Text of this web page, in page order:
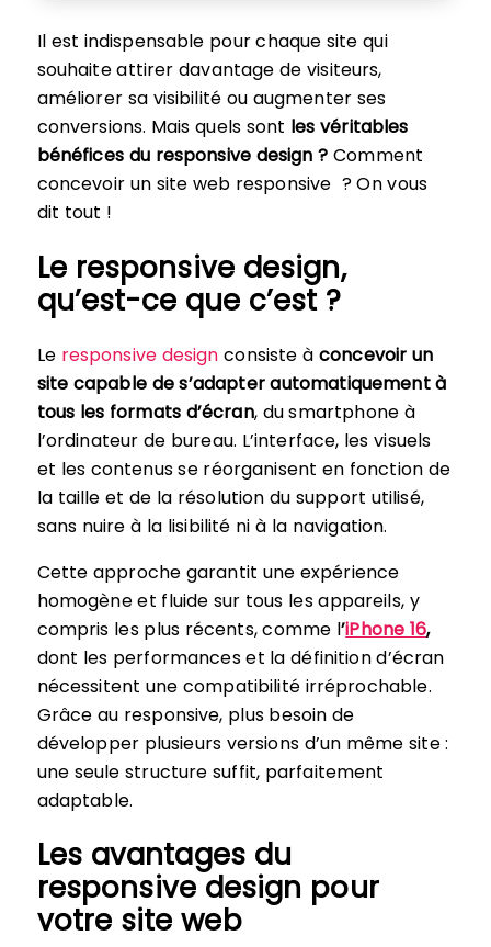
Il est indispensable pour chaque site qui
souhaite attirer davantage de visiteurs,
améliorer sa visibilité ou augmenter ses
conversions. Mais quels sont les véritables
bénéfices du responsive design ? Comment
concevoir un site web responsive ? On vous
dit tout !
Le responsive design,
qu’est-ce que c’est ?
Le responsive design consiste à concevoir un
site capable de s’adapter automatiquement à
tous les formats d’écran, du smartphone à
l’ordinateur de bureau. L’interface, les visuels
et les contenus se réorganisent en fonction de
la taille et de la résolution du support utilisé,
sans nuire à la lisibilité ni à la navigation.
Cette approche garantit une expérience
homogène et fluide sur tous les appareils, y
compris les plus récents, comme l’iPhone 16,
dont les performances et la définition d’écran
nécessitent une compatibilité irréprochable.
Grâce au responsive, plus besoin de
développer plusieurs versions d’un même site :
une seule structure suffit, parfaitement
adaptable.
Les avantages du
responsive design pour
votre site web